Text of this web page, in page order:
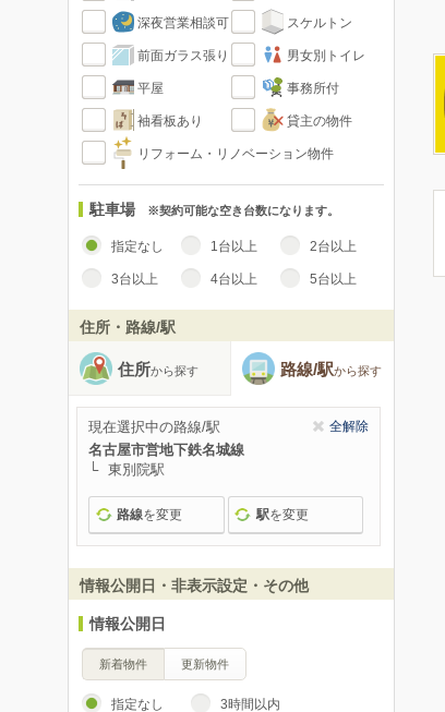
深夜営業相談可 スケルトン
前面ガラス張り 男女別トイレ
平屋 事務所付
袖看板あり 貸主の物件
リフォーム・リノベーション物件
駐車場 ※契約可能な空き台数になります。
指定なし 1台以上 2台以上
3台以上 4台以上 5台以上
住所・路線/駅
住所から探す 路線/駅から探す
現在選択中の路線/駅 全解除
名古屋市営地下鉄名城線
東別院駅
路線を変更 駅を変更
情報公開日・非表示設定・その他
情報公開日
新着物件 更新物件
指定なし 3時間以内